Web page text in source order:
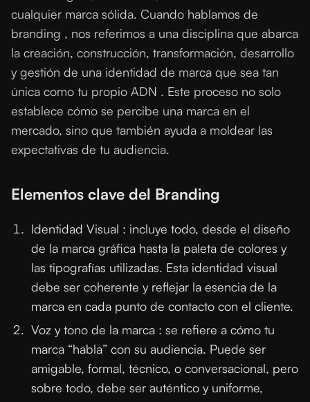
cualquier marca sólida. Cuando hablamos de
branding , nos referimos a una disciplina que abarca
la creación, construcción, transformación, desarrollo
y gestión de una identidad de marca que sea tan
única como tu propio ADN . Este proceso no solo
establece cómo se percibe una marca en el
mercado, sino que también ayuda a moldear las
expectativas de tu audiencia.
Elementos clave del Branding
Identidad Visual : incluye todo, desde el diseño
de la marca gráfica hasta la paleta de colores y
las tipografías utilizadas. Esta identidad visual
debe ser coherente y reflejar la esencia de la
marca en cada punto de contacto con el cliente.
Voz y tono de la marca : se refiere a cómo tu
marca “habla” con su audiencia. Puede ser
amigable, formal, técnico, o conversacional, pero
sobre todo, debe ser auténtico y uniforme,